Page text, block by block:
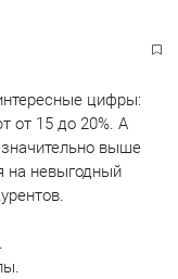
цифры:
от 15 до 20%. А
выше
на невыгодный